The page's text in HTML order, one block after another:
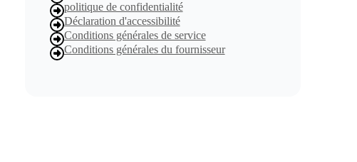
politique de confidentialité
Déclaration d'accessibilité
Conditions générales de service
Conditions générales du fournisseur